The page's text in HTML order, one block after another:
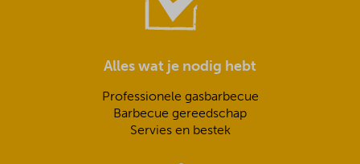
Alles wat je nodig hebt
Professionele gasbarbecue
Barbecue gereedschap
Servies en bestek